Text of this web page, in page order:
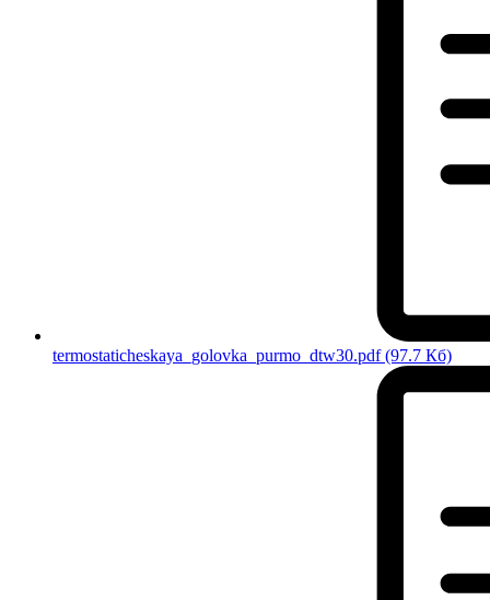
termostaticheskaya_golovka_purmo_dtw30.pdf(97.7 Кб)